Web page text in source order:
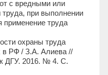
с вредными или
при выполнении
применение труда
охраны труда
в РФ / З.А. Алиева //
ДГУ. 2016. № 4. С.